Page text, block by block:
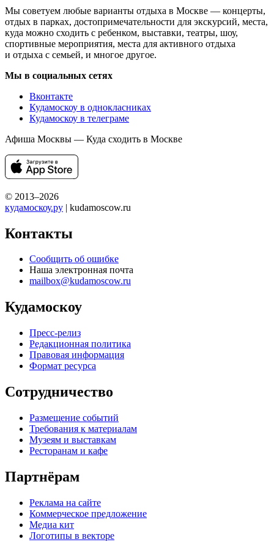
Мы советуем любые варианты отдыха в Москве — концерты,
отдых в парках, достопримечательности для экскурсий, места,
куда можно сходить с ребенком, выставки, театры, шоу,
спортивные мероприятия, места для активного отдыха
и отдыха с семьей, и многое другое.
Мы в социальных сетях
Вконтакте
Кудамоскоу в однокласниках
Кудамоскоу в телеграме
Афиша Москвы — Куда сходить в Москве
© 2013–2026
кудамоскоу.ру | kudamoscow.ru
Контакты
Сообщить об ошибке
Наша электронная почта
mailbox@kudamoscow.ru
Кудамоскоу
Пресс-релиз
Редакционная политика
Правовая информация
Формат ресурса
Сотрудничество
Размещение событий
Требования к материалам
Музеям и выставкам
Ресторанам и кафе
Партнёрам
Реклама на сайте
Коммерческое предложение
Медиа кит
Логотипы в векторе